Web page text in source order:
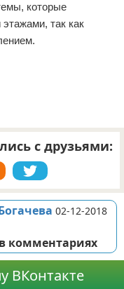
которые
так как
с друзьями:
02-12-2018
комментариях
ВКонтакте